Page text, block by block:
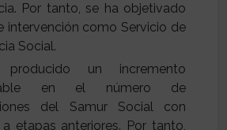
Por tanto, se ha objetivado
intervención como Servicio de
Social.
un incremento
en el número de
del Samur Social con
etapas anteriores. Por tanto,